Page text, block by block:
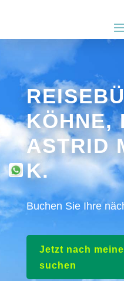
KÖHNE,
ASTRID
K.
Buchen Sie Ihre
Jetzt nach
suchen